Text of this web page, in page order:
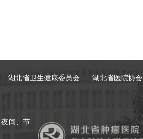
湖北省卫生健康委员会 湖北省医院协会
间、节